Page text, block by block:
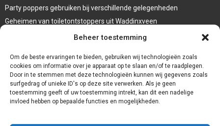
Beheer toestemming
Om de beste ervaringen te bieden, gebruiken wij technologieën zoals
cookies om informatie over je apparaat op te slaan en/of te raadplegen.
Door in te stemmen met deze technologieën kunnen wij gegevens zoals
surfgedrag of unieke ID's op deze site verwerken. Als je geen
toestemming geeft of uw toestemming intrekt, kan dit een nadelige
invloed hebben op bepaalde functies en mogelijkheden.
Party poppers gebruiken bij verschillende gelegenheden
Geheimen van toiletontstoppers uit Waddinxveen
Vormen van terrasaankleding